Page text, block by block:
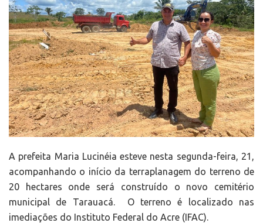
A prefeita Maria Lucinéia esteve nesta segunda-feira, 21,
acompanhando o início da terraplanagem do terreno de
20 hectares onde será construído o novo cemitério
municipal de Tarauacá. O terreno é localizado nas
imediações do Instituto Federal do Acre (IFAC).